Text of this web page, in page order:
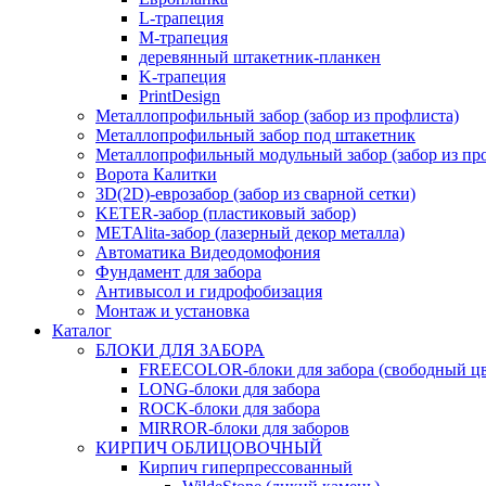
L-трапеция
M-трапеция
деревянный штакетник-планкен
K-трапеция
PrintDesign
Металлопрофильный забор (забор из профлиста)
Металлопрофильный забор под штакетник
Металлопрофильный модульный забор (забор из
Ворота Калитки
3D(2D)-еврозабор (забор из сварной сетки)
KETER-забор (пластиковый забор)
METAlita-забор (лaзерный декор металла)
Автоматика Видеодомофония
Фундамент для забора
Антивысол и гидрофобизация
Монтаж и установка
Каталог
БЛОКИ ДЛЯ ЗАБОРА
FREECOLOR-блоки для забора (свободный
LONG-блоки для забора
ROCK-блоки для забора
MIRROR-блоки для заборов
КИРПИЧ ОБЛИЦОВОЧНЫЙ
Кирпич гиперпрессованный